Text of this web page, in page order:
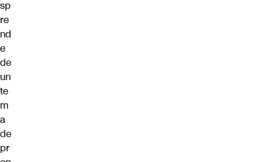
sp
re
nd
e
de
un
te
m
a
de
pr